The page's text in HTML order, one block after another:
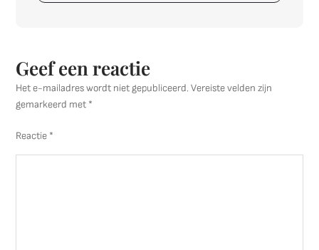
Geef een reactie
Het e-mailadres wordt niet gepubliceerd. Vereiste velden zijn
gemarkeerd met *
Reactie *